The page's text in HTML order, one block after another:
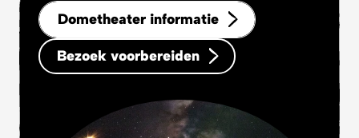
Dometheater informatie
Bezoek voorbereiden